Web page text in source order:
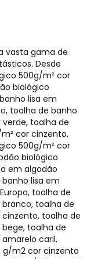
vasta gama de
Desde
500g/m² cor
biológico
lisa em
toalha de banho
toalha de
cor cinzento,
500g/m² cor
biológico
em algodão
lisa em
toalha de
toalha de
toalha de
toalha de
caril,
g/m2 cor cinzento